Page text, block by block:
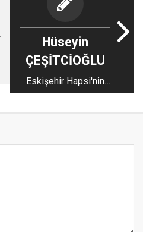
Hüseyin
ÇEŞİTCİOĞLU
Eskişehir Hapsi'nin
Antalya Mazlumları